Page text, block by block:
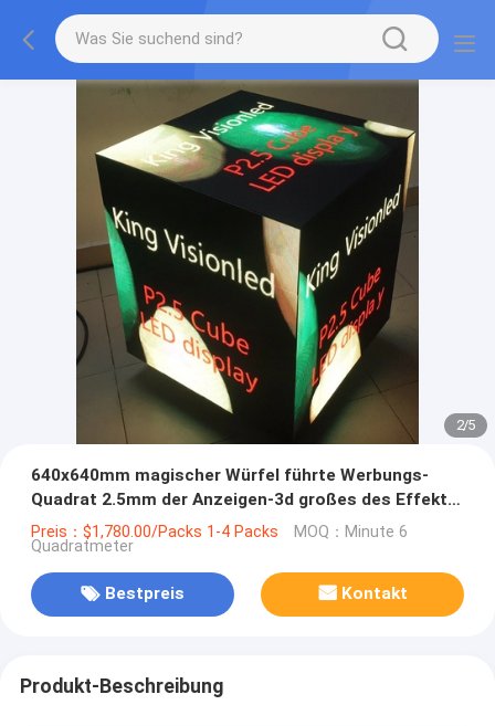
2/5
640x640mm magischer Würfel führte Werbungs-
Quadrat 2.5mm der Anzeigen-3d großes des Effekt-
SMD2121
Preis：$1,780.00/Packs 1-4 Packs MOQ：Minute 6
Quadratmeter
Bestpreis Kontakt
Produkt-Beschreibung